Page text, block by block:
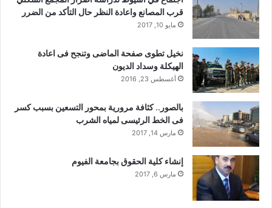
قرب المصانع واعادة النظر حال التأكد من الضرر
مايو 10, 2017
نخيل تطوى صفحة الماضى وتنجح فى اعادة
الهيكلة وسداد الديون
أغسطس 23, 2016
بالصور.. كثافة مرورية بمحور التسعين بسبب كسر
فى الخط الرئيسى لمياه الشرب
مارس 14, 2017
إنشاء كلية الحقوق بجامعة الفيوم
مارس 6, 2017